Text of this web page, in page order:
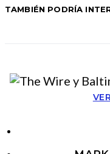
TAMBIÉN PODRÍA